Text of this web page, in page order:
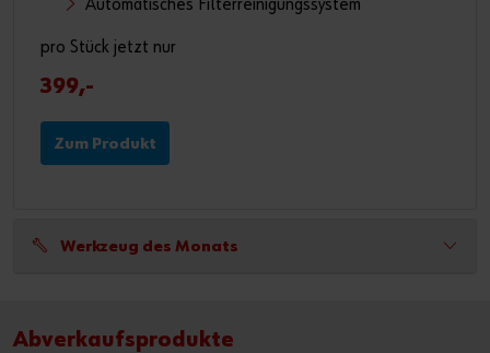
Automatisches Filterreinigungssystem
pro Stück jetzt nur
399,-
Zum Produkt
Werkzeug des Monats
Abverkaufsprodukte